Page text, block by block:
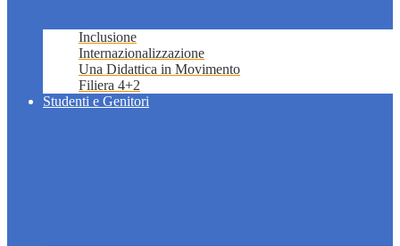
Inclusione
Internazionalizzazione
Una Didattica in Movimento
Filiera 4+2
Studenti e Genitori